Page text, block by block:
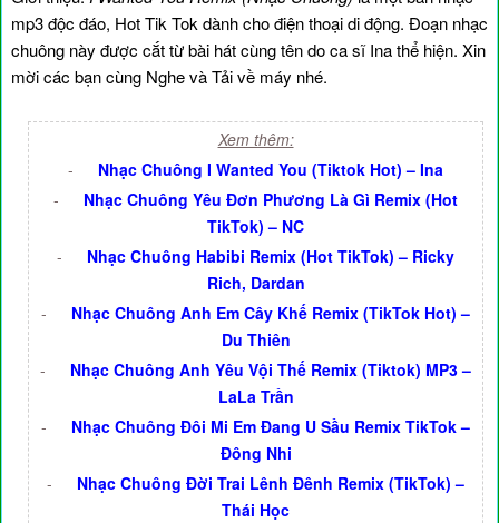
mp3 độc đáo, Hot Tik Tok dành cho điện thoại di động. Đoạn nhạc
chuông này được cắt từ bài hát cùng tên do ca sĩ Ina thể hiện. Xin
mời các bạn cùng Nghe và Tải về máy nhé.
Xem thêm:
-
Nhạc Chuông I Wanted You (Tiktok Hot) – Ina
-
Nhạc Chuông Yêu Đơn Phương Là Gì Remix (Hot
TikTok) – NC
-
Nhạc Chuông Habibi Remix (Hot TikTok) – Ricky
Rich, Dardan
-
Nhạc Chuông Anh Em Cây Khế Remix (TikTok Hot) –
Du Thiên
-
Nhạc Chuông Anh Yêu Vội Thế Remix (Tiktok) MP3 –
LaLa Trần
-
Nhạc Chuông Đôi Mi Em Đang U Sầu Remix TikTok –
Đông Nhi
-
Nhạc Chuông Đời Trai Lênh Đênh Remix (TikTok) –
Thái Học